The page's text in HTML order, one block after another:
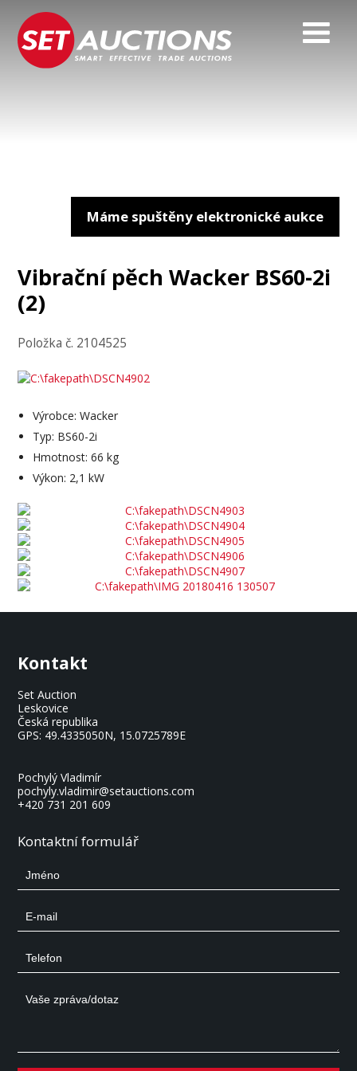
Máme spuštěny elektronické aukce
Vibrační pěch Wacker BS60-2i
(2)
Položka č. 2104525
Výrobce: Wacker
Typ: BS60-2i
Hmotnost: 66 kg
Výkon: 2,1 kW
Kontakt
Set Auction
Leskovice
Česká republika
GPS: 49.4335050N, 15.0725789E
Pochylý Vladimír
pochyly.vladimir@setauctions.com
+420 731 201 609
Kontaktní formulář